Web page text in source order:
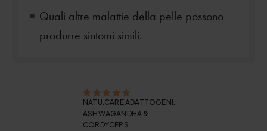
Quali altre malattie della pelle possono
produrre sintomi simili.
NATU.CARE ADATTOGENI:
ASHWAGANDHA &
CORDYCEPS